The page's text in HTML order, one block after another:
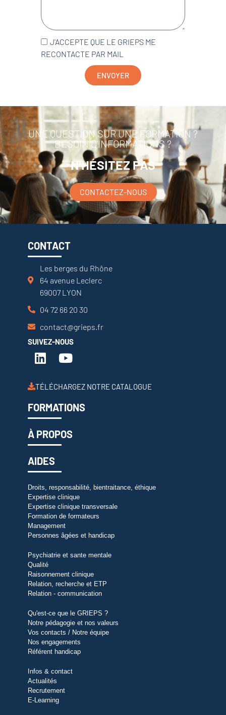
J'ACCEPTE QUE LE GRIEPS ME
RECONTACTE PAR MAIL
ENVOYER
UNE QUESTION SUR UNE FORMATION ?
BESOIN D'INFORMATIONS ?
N'HÉSITEZ PAS
CONTACTEZ-NOUS
CONTACT
Les berges du Rhône
64 avenue Leclerc
69007 LYON
04 72 66 20 30
contact@grieps.fr
SUIVEZ-NOUS
TÉLÉCHARGEZ NOTRE CATALOGUE
FORMATIONS
À PROPOS
AIDES
Droits, responsabilité, bientraitance, éthique
Expertise clinique
Expertise clinique transversale
Formation de formateurs
Management
Personnes âgées et handicap
Psychiatrie et sante mentale
Qualité
Raisonnement clinique
Relation, recherche et ETP
Relation - communication
Qu'est-ce que le GRIEPS ?
Notre pédagogie et nos valeurs
Vos contacts / Notre équipe
Nos engagements
Référent handicap
Infos & contact
Actualités
Recrutement
E-Learning